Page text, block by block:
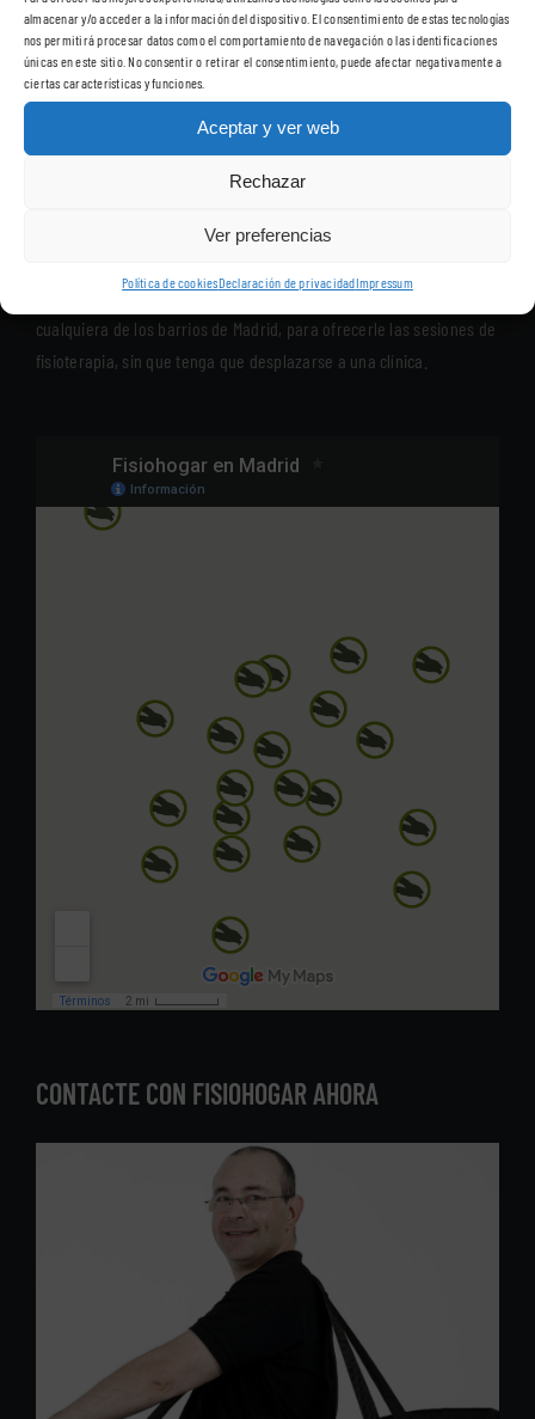
almacenar y/o acceder a la información del dispositivo. El consentimiento de estas tecnologías
nos permitirá procesar datos como el comportamiento de navegación o las identificaciones
únicas en este sitio. No consentir o retirar el consentimiento, puede afectar negativamente a
ciertas características y funciones.
Aceptar y ver web
Rechazar
Ver preferencias
Política de cookiesDeclaración de privacidadImpressum
en su domicilio con todas las garantías del mejor servicio.
Nuestros fisioterapeutas se desplazarán a su domicilio, de
cualquiera de los barrios de Madrid, para ofrecerle las sesiones de
fisioterapia, sin que tenga que desplazarse a una clínica.
CONTACTE CON FISIOHOGAR AHORA